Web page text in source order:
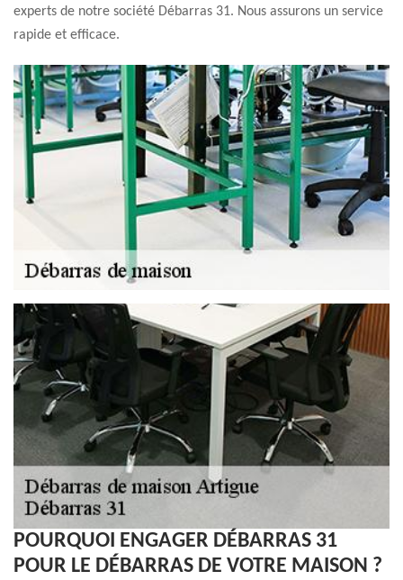
experts de notre société Débarras 31. Nous assurons un service
rapide et efficace.
POURQUOI ENGAGER DÉBARRAS 31
POUR LE DÉBARRAS DE VOTRE MAISON ?